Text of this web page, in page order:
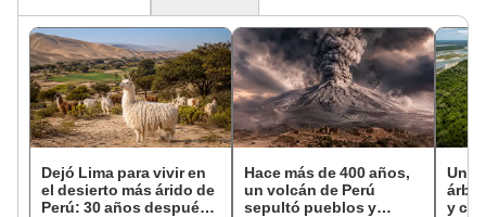
Dejó Lima para vivir en
el desierto más árido de
Perú: 30 años después,
Hace más de 400 años,
un volcán de Perú
sepultó pueblos y
Un
y